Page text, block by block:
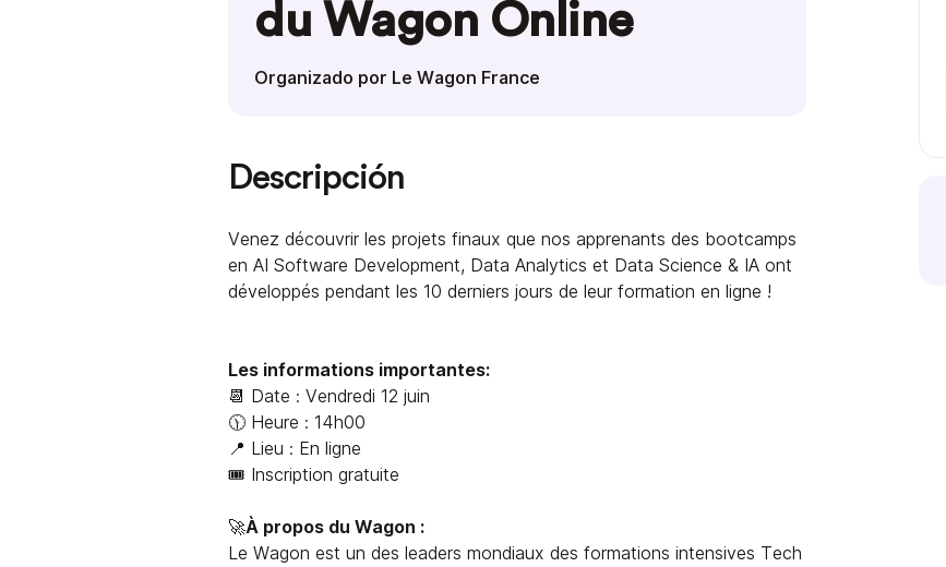
du Wagon Online
Organizado por Le Wagon France
Descripción
Venez découvrir les projets finaux que nos apprenants des bootcamps
en AI Software Development, Data Analytics et Data Science & IA ont
développés pendant les 10 derniers jours de leur formation en ligne !
Les informations importantes:
📆 Date : Vendredi 12 juin
🕦 Heure : 14h00
📍 Lieu : En ligne
🎟️ Inscription gratuite
🚀À propos du Wagon :
Le Wagon est un des leaders mondiaux des formations intensives Tech